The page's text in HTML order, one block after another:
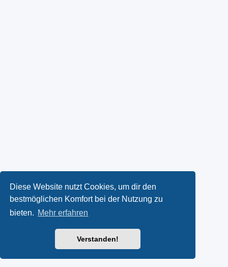
Diese Website nutzt Cookies, um dir den
bestmöglichen Komfort bei der Nutzung zu
bieten. Mehr erfahren
Verstanden!